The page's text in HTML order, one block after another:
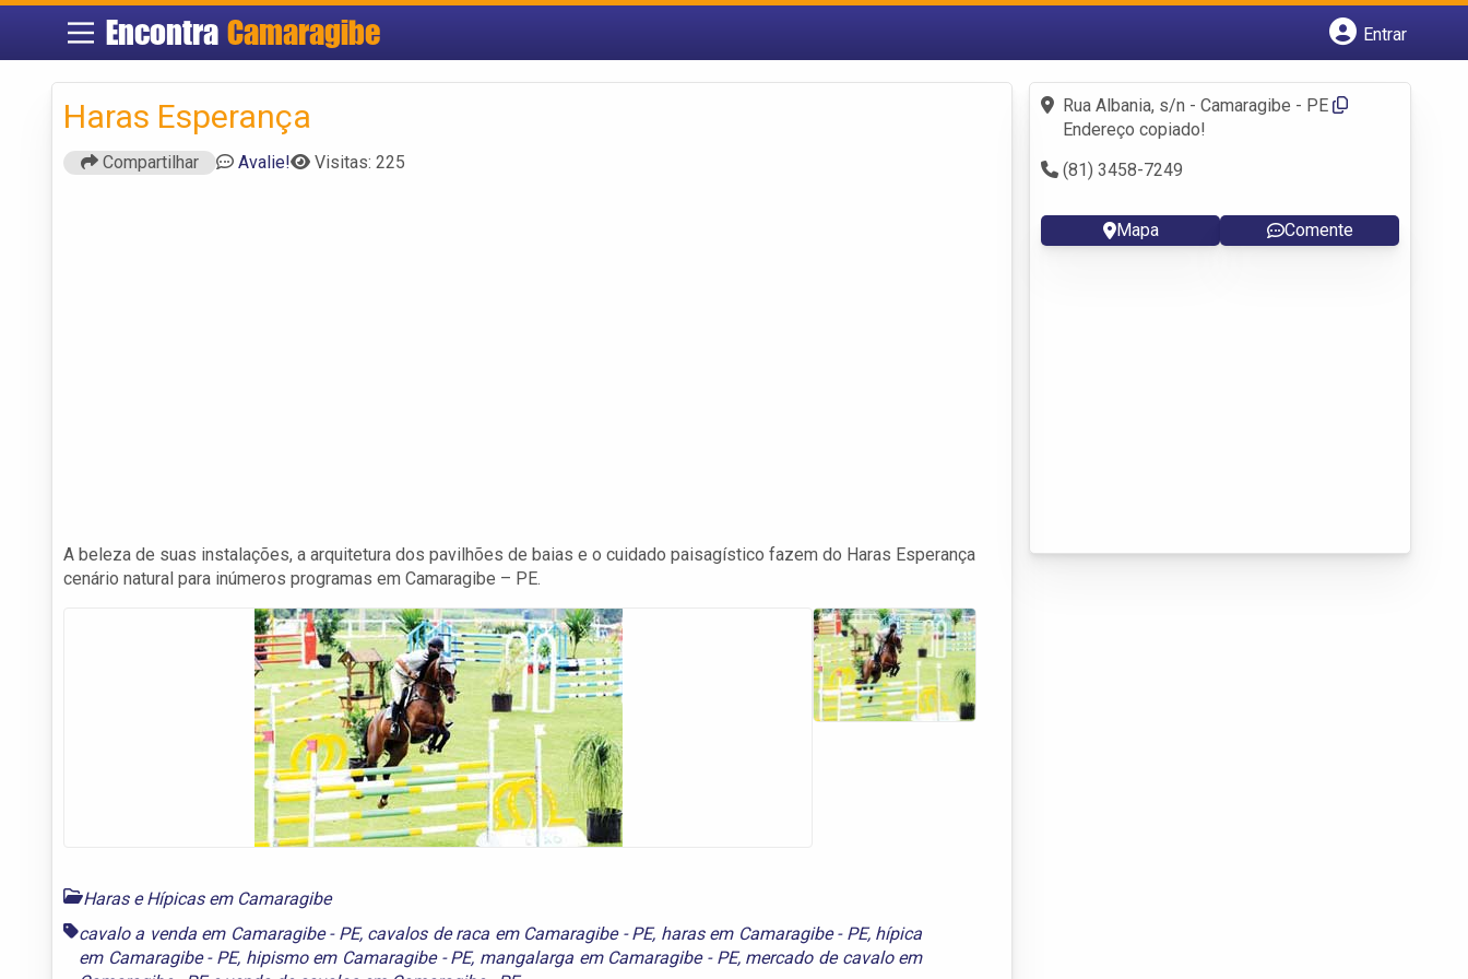
EncontraCamaragibe
Entrar
Fazer login
Criar conta
Haras Esperança
Compartilhar Avalie! Visitas: 225
A beleza de suas instalações, a arquitetura dos pavilhões de baias e o cuidado paisagístico fazem do Haras Esperança
cenário natural para inúmeros programas em Camaragibe – PE.
Haras e Hípicas em Camaragibe
cavalo a venda em Camaragibe - PE, cavalos de raca em Camaragibe - PE, haras em Camaragibe - PE, hípica
em Camaragibe - PE, hipismo em Camaragibe - PE, mangalarga em Camaragibe - PE, mercado de cavalo em
Rua Albania, s/n - Camaragibe - PE
Endereço copiado!
(81) 3458-7249
Mapa Comente